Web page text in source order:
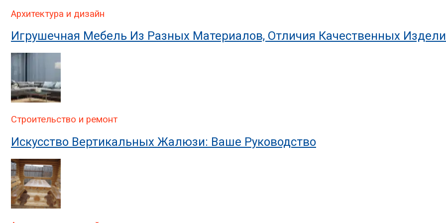
Архитектура и дизайн
Игрушечная Мебель Из Разных Материалов, Отличия Качественных
Строительство и ремонт
Искусство Вертикальных Жалюзи: Ваше Руководство